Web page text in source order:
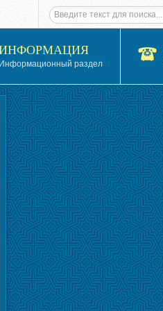
Информационный раздел